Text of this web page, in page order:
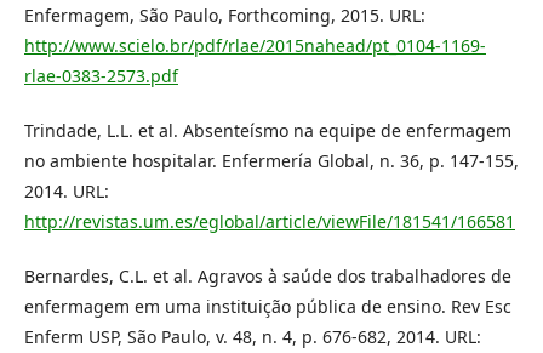
Enfermagem, São Paulo, Forthcoming, 2015. URL:
http://www.scielo.br/pdf/rlae/2015nahead/pt_0104-1169-
rlae-0383-2573.pdf
Trindade, L.L. et al. Absenteísmo na equipe de enfermagem
no ambiente hospitalar. Enfermería Global, n. 36, p. 147-155,
2014. URL:
http://revistas.um.es/eglobal/article/viewFile/181541/166581
Bernardes, C.L. et al. Agravos à saúde dos trabalhadores de
enfermagem em uma instituição pública de ensino. Rev Esc
Enferm USP, São Paulo, v. 48, n. 4, p. 676-682, 2014. URL: